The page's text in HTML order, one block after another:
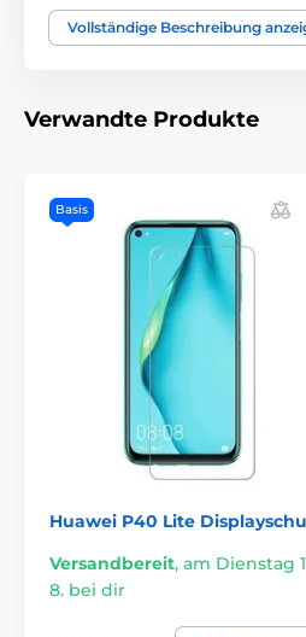
sorgt für ein sauberes, leicht zu
P20 Lite P40 Lite
Vollständige Beschreibung
Verwandte Produkte
Basis
Huawei P40 Lite
Versandbereit, am Dienstag
8. bei dir